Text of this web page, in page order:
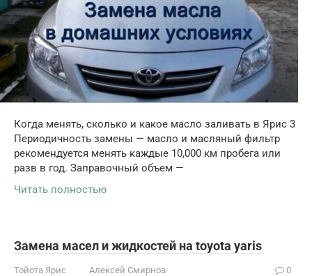
Когда менять, сколько и какое масло заливать в Ярис 3
Периодичность замены — масло и масляный фильтр
рекомендуется менять каждые 10,000 км пробега или
разв в год. Заправочный объем —
Читать полностью
Замена масел и жидкостей на toyota yaris
Тойота Ярис Алексей Смирнов 0